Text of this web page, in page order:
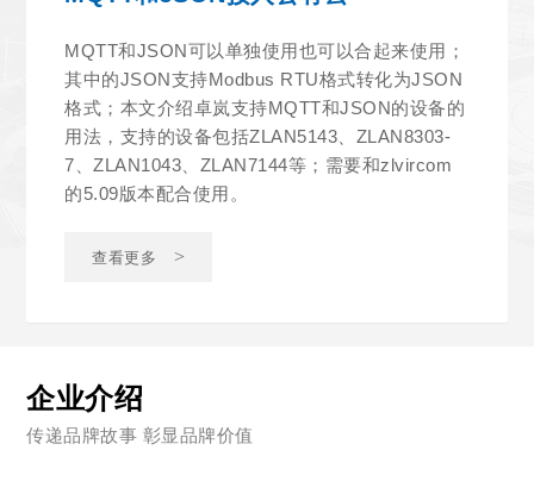
MQTT和JSON可以单独使用也可以合起来使用；
其中的JSON支持Modbus RTU格式转化为JSON
格式；本文介绍卓岚支持MQTT和JSON的设备的
用法，支持的设备包括ZLAN5143、ZLAN8303-
7、ZLAN1043、ZLAN7144等；需要和zlvircom
的5.09版本配合使用。
查看更多 >
企业介绍
传递品牌故事 彰显品牌价值